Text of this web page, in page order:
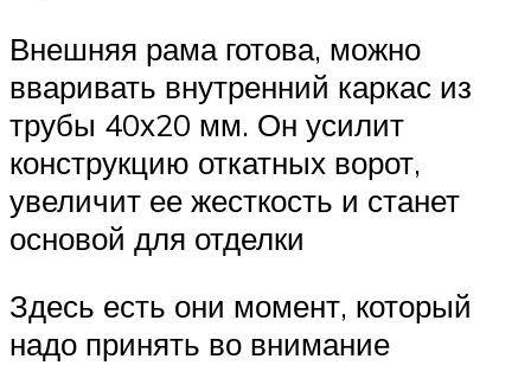
Внешняя рама готова, можно
вваривать внутренний каркас из
трубы 40х20 мм. Он усилит
конструкцию откатных ворот,
увеличит ее жесткость и станет
основой для отделки
Здесь есть они момент, который
надо принять во внимание